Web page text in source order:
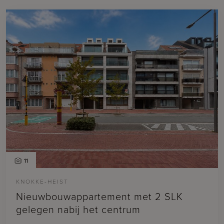
11
KNOKKE-HEIST
Nieuwbouwappartement met 2 SLK
gelegen nabij het centrum